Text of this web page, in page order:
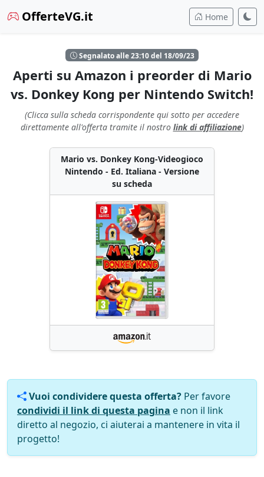
OfferteVG.it Home
Segnalato alle 23:10 del 18/09/23
Aperti su Amazon i preorder di Mario
vs. Donkey Kong per Nintendo Switch!
(Clicca sulla scheda corrispondente qui sotto per accedere
direttamente all'offerta tramite il nostro link di affiliazione)
Mario vs. Donkey Kong-Videogioco
Nintendo - Ed. Italiana - Versione
su scheda
Vuoi condividere questa offerta? Per favore
condividi il link di questa pagina e non il link
diretto al negozio, ci aiuterai a mantenere in vita il
progetto!